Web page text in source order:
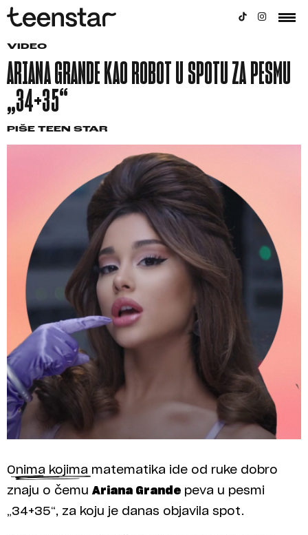
VIDEO
ARIANA GRANDE KAO ROBOT U SPOTU ZA PESMU
„34+35“
PIŠE TEEN STAR
Onima kojima matematika ide od ruke dobro
znaju o čemu Ariana Grande peva u pesmi
„34+35“, za koju je danas objavila spot.